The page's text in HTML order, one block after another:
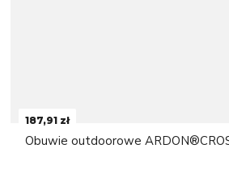
187,91 zł
Obuwie outdoorowe